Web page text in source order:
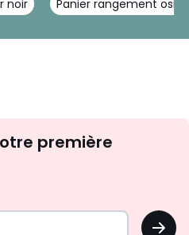
noir Panier rangement osier
d'inspirations
surprises?
première
OK